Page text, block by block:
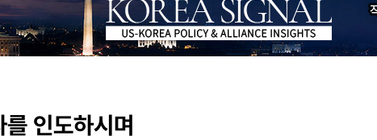
인도하시며